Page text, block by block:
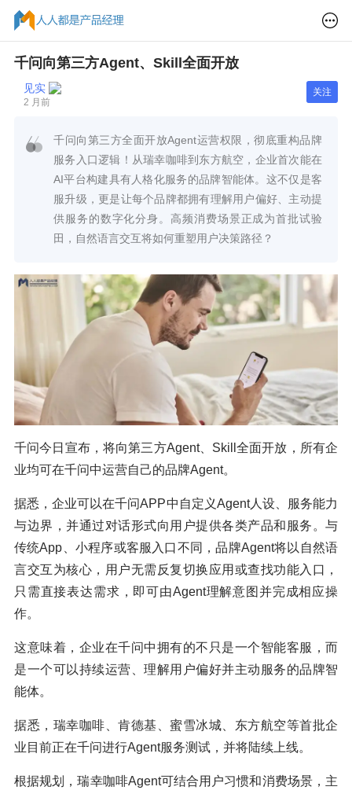
千问向第三方Agent、Skill全面开放
见实
2 月前
关注
千问向第三方全面开放Agent运营权限，彻底重构品牌
服务入口逻辑！从瑞幸咖啡到东方航空，企业首次能在
AI平台构建具有人格化服务的品牌智能体。这不仅是客
服升级，更是让每个品牌都拥有理解用户偏好、主动提
供服务的数字化分身。高频消费场景正成为首批试验
田，自然语言交互将如何重塑用户决策路径？
千问今日宣布，将向第三方Agent、Skill全面开放，所有企
业均可在千问中运营自己的品牌Agent。
据悉，企业可以在千问APP中自定义Agent人设、服务能力
与边界，并通过对话形式向用户提供各类产品和服务。与
传统App、小程序或客服入口不同，品牌Agent将以自然语
言交互为核心，用户无需反复切换应用或查找功能入口，
只需直接表达需求，即可由Agent理解意图并完成相应操
作。
这意味着，企业在千问中拥有的不只是一个智能客服，而
是一个可以持续运营、理解用户偏好并主动服务的品牌智
能体。
据悉，瑞幸咖啡、肯德基、蜜雪冰城、东方航空等首批企
业目前正在千问进行Agent服务测试，并将陆续上线。
根据规划，瑞幸咖啡Agent可结合用户习惯和消费场景，主